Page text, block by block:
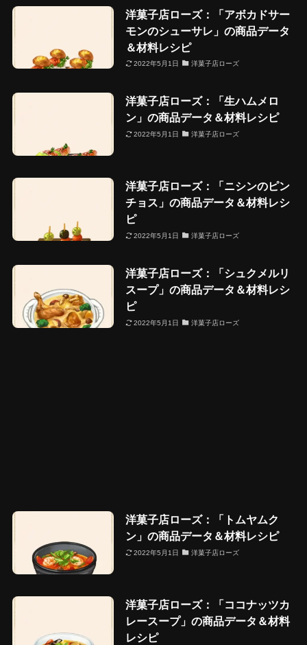
洋菓子店ローズ：「アボカドサー
モンのシューサレ」の商品データ
＆材料レシピ
2022年5月1日 洋菓子店ローズ
洋菓子店ローズ：「生ハムメロ
ン」の商品データ＆材料レシピ
2022年5月1日 洋菓子店ローズ
洋菓子店ローズ：「ニシンのピン
チョス」の商品データ＆材料レシ
ピ
2022年5月1日 洋菓子店ローズ
洋菓子店ローズ：「シュクメルリ
スープ」の商品データ＆材料レシ
ピ
2022年5月1日 洋菓子店ローズ
洋菓子店ローズ：「トムヤムク
ン」の商品データ＆材料レシピ
2022年5月1日 洋菓子店ローズ
洋菓子店ローズ：「ココナッツカ
レースープ」の商品データ＆材料
レシピ